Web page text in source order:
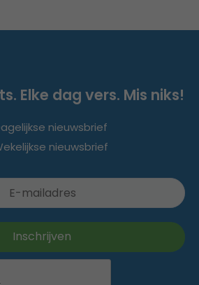
Elke dag vers. Mis niks!
nieuwsbrief
nieuwsbrief